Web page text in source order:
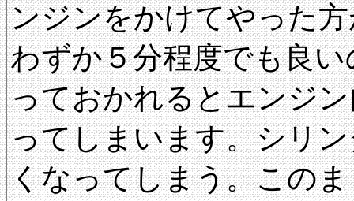
ンジンをかけてやった
わずか５分程度でも良
っておかれるとエンジ
ってしまいます。シリ
くなってしまう。この